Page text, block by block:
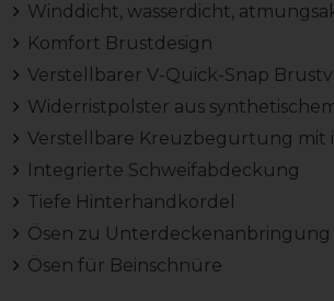
Winddicht, wasserdicht,
Komfort Brustdesign
Verstellbarer V-Quick-Snap
Widerristpolster aus
Verstellbare Kreuzbegurtung mit
Integrierte Schweifabdeckung
Tiefe Hinterhandkordel
Ösen zu Unterdeckenanbringung
Ösen für Beinschnüre